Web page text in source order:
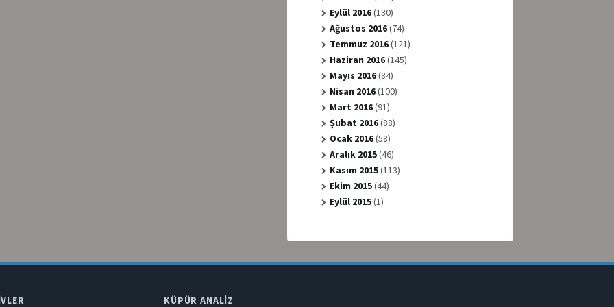
Eylül 2016(130)
Ağustos 2016(74)
Temmuz 2016(121)
Haziran 2016(145)
Mayıs 2016(84)
Nisan 2016(100)
Mart 2016(91)
Şubat 2016(88)
Ocak 2016(58)
Aralık 2015(46)
Kasım 2015(113)
Ekim 2015(44)
Eylül 2015(1)
KÜPÜR ANALIZ